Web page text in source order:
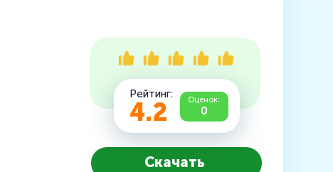
Рейтинг:
4.2 Оценок:
0
Скачать